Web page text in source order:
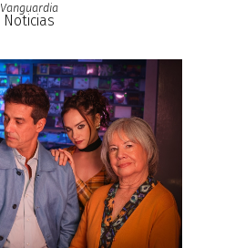
Vanguardia
Noticias